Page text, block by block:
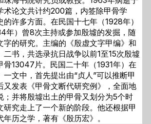
术论文共计约200篇，内签除甲骨学
许多方面。在民国十七年（1928年）
年）曾8次主持或参加殷墟的发掘，随
字的研究。主编的《殷虚文字甲编》和
二书，共选录抗日战争以前1至15次殷墟
骨13047片。民国二十年（1931年）在
一文中，首先提出由“贞人”可以推断甲
又发表《甲骨文断代研究例》，全面地
；并将殷墟出土的甲骨又划分为5个时
研究走上了一个新的阶段。他还根据甲
历之学，著有《殷历宏》。